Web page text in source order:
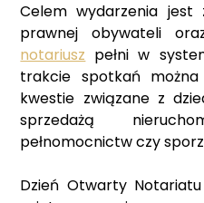
Celem wydarzenia jest
prawnej obywateli
notariusz pełni w
trakcie spotkań
kwestie związane z
sprzedażą
pełnomocnictw czy
Dzień Otwarty